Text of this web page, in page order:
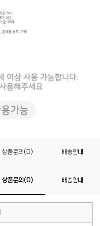
상품문의(0) 배송안내
상품문의(0) 배송안내